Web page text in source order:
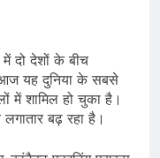
दो देशों के बीच
यह दुनिया के सबसे
में शामिल हो चुका है।
बढ़ रहा है।